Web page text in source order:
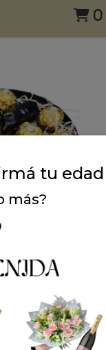
0
tu edad
más?